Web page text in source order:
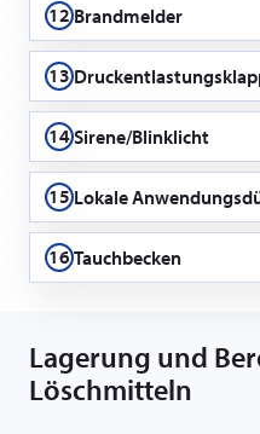
12 Brandmelder
13
14Sirene/Blinklicht
Akustische und optische
15 Lokale
16Tauchbecken
Lagerung und
Löschmitteln